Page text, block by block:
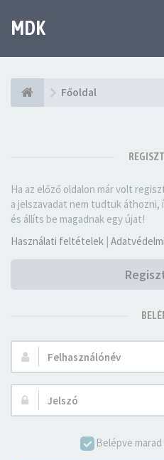
MDK
Főoldal
Ha az előző oldalon már volt
a jelszavadat nem tudtuk
és állíts be magadnak egy újat!
Használati feltételek |
Felhasználónév:
Jelszó:
Belépve marad